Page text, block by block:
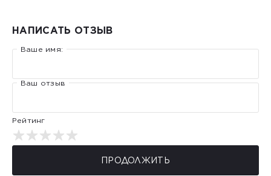
НАПИСАТЬ ОТЗЫВ
Ваше имя:
Ваш отзыв
Рейтинг
ПРОДОЛЖИТЬ